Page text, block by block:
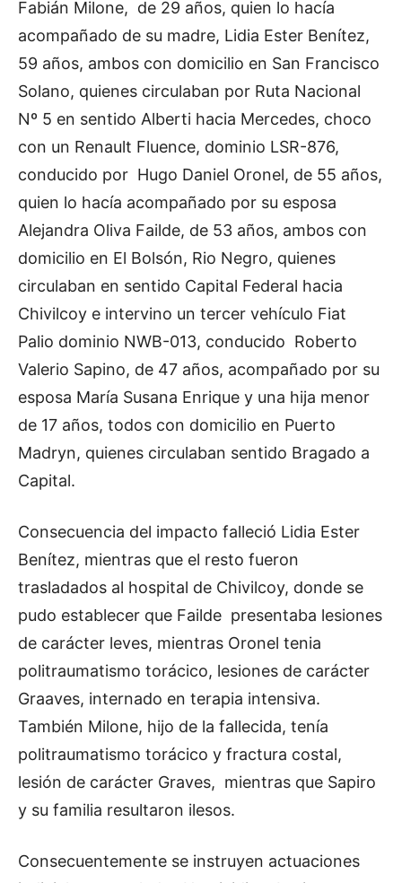
Fabián Milone, de 29 años, quien lo hacía
acompañado de su madre, Lidia Ester Benítez,
59 años, ambos con domicilio en San Francisco
Solano, quienes circulaban por Ruta Nacional
Nº 5 en sentido Alberti hacia Mercedes, choco
con un Renault Fluence, dominio LSR-876,
conducido por Hugo Daniel Oronel, de 55 años,
quien lo hacía acompañado por su esposa
Alejandra Oliva Failde, de 53 años, ambos con
domicilio en El Bolsón, Rio Negro, quienes
circulaban en sentido Capital Federal hacia
Chivilcoy e intervino un tercer vehículo Fiat
Palio dominio NWB-013, conducido Roberto
Valerio Sapino, de 47 años, acompañado por su
esposa María Susana Enrique y una hija menor
de 17 años, todos con domicilio en Puerto
Madryn, quienes circulaban sentido Bragado a
Capital.
Consecuencia del impacto falleció Lidia Ester
Benítez, mientras que el resto fueron
trasladados al hospital de Chivilcoy, donde se
pudo establecer que Failde presentaba lesiones
de carácter leves, mientras Oronel tenia
politraumatismo torácico, lesiones de carácter
Graaves, internado en terapia intensiva.
También Milone, hijo de la fallecida, tenía
politraumatismo torácico y fractura costal,
lesión de carácter Graves, mientras que Sapiro
y su familia resultaron ilesos.
Consecuentemente se instruyen actuaciones